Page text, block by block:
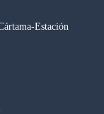
Estación